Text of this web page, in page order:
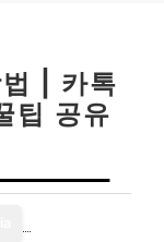
| 카톡
팁 공유